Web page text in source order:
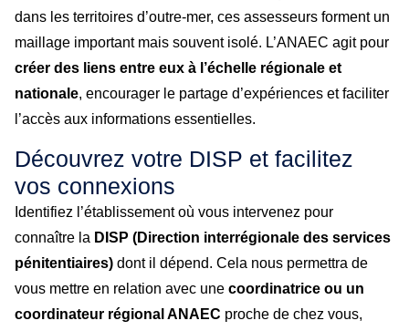
dans les territoires d’outre-mer, ces assesseurs forment un
maillage important mais souvent isolé. L’ANAEC agit pour
créer des liens entre eux à l’échelle régionale et
nationale, encourager le partage d’expériences et faciliter
l’accès aux informations essentielles.
Découvrez votre DISP et facilitez
vos connexions
Identifiez l’établissement où vous intervenez pour
connaître la DISP (Direction interrégionale des services
pénitentiaires) dont il dépend. Cela nous permettra de
vous mettre en relation avec une coordinatrice ou un
coordinateur régional ANAEC proche de chez vous,